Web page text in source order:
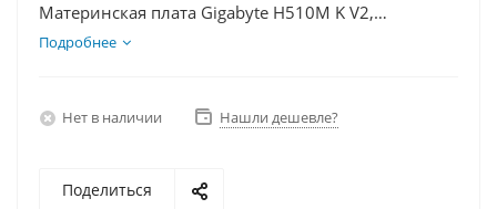
Материнская плата Gigabyte H510M K V2,
Видеокарта GTX 1660S 6Гб, Память DDR4 32Gb,
Подробнее
Нет в наличии Нашли дешевле?
Поделиться